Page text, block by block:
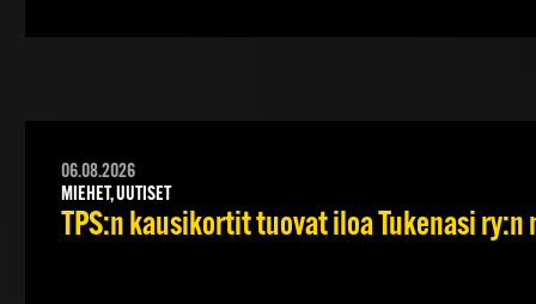
06.08.2026
MIEHET, UUTISET
TPS:n kausikortit tuovat iloa Tukenasi